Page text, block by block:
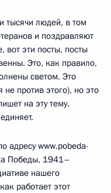
тысячи людей, в том
и поздравляют
вот эти посты, посты
Это, как правило,
светом. Это
против этого), но это
на эту тему.
адресу www.pobeda-
Победы, 1941–
нашего
работает этот